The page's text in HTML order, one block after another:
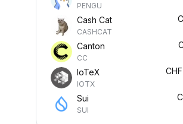
PENGU
Cash Cat
CASHCAT
Canton
CC
IoTeX
IOTX
CHF
Sui
SUI